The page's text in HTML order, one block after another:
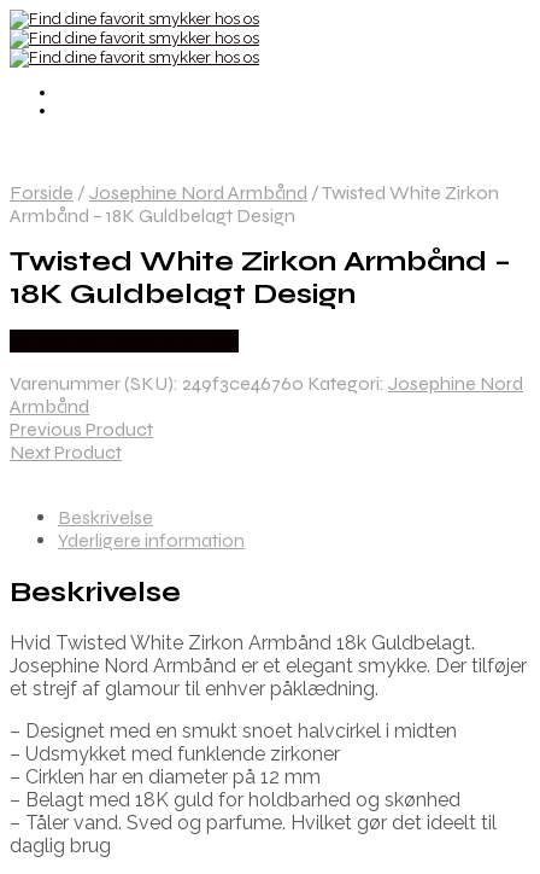
Forside / Josephine Nord Armbånd /Twisted White Zirkon
Armbånd – 18K Guldbelagt Design
Twisted White Zirkon Armbånd –
18K Guldbelagt Design
Varenummer (SKU): 249f3ce46760 Kategori: Josephine Nord
Armbånd
Previous Product
Next Product
Beskrivelse
Yderligere information
Beskrivelse
Hvid Twisted White Zirkon Armbånd 18k Guldbelagt.
Josephine Nord Armbånd er et elegant smykke. Der tilføjer
et strejf af glamour til enhver påklædning.
– Designet med en smukt snoet halvcirkel i midten
– Udsmykket med funklende zirkoner
– Cirklen har en diameter på 12 mm
– Belagt med 18K guld for holdbarhed og skønhed
– Tåler vand. Sved og parfume. Hvilket gør det ideelt til
daglig brug